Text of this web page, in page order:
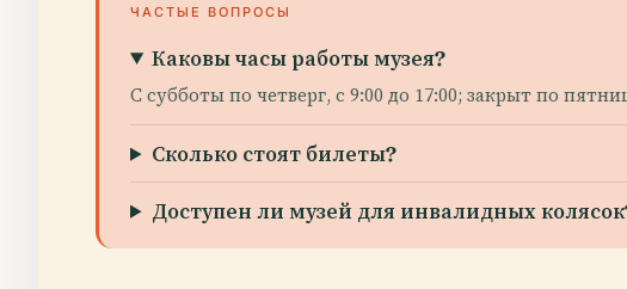
ЧАСТЫЕ ВОПРОСЫ
Каковы часы работы музея?
С субботы по четверг, с 9:00 до 17:00; закрыт по
Сколько стоят билеты?
Доступен ли музей для инвалидных